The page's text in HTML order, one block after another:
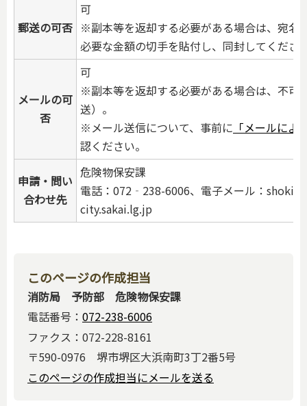
郵送の可否
可
※副本等を返却する必要がある場合は、宛名
必要な金額の切手を貼付し、同封してくださ
メールの可
否
可
※副本等を返却する必要がある場合は、不可
送）。
※メール送信について、事前に 「メールによ
認ください。
申請・問い
合わせ先
危険物保安課
電話：072‐238-6006、電子メール：shoki
city.sakai.lg.jp
このページの作成担当
消防局 予防部 危険物保安課
電話番号： 072-238-6006
ファクス：072-228-8161
〒590-0976 堺市堺区大浜南町3丁2番5号
このページの作成担当にメールを送る